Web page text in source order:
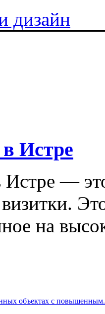
дизайн
Истре
—
на
объектах с